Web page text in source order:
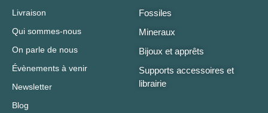
Livraison
Qui sommes-nous
On parle de nous
Évènements à venir
Newsletter
Blog
Fossiles
Mineraux
Bijoux et apprêts
Supports accessoires et
librairie